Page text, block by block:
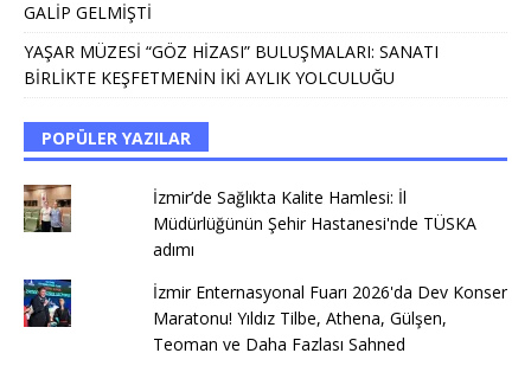
GALİP GELMİŞTİ
YAŞAR MÜZESİ “GÖZ HİZASI” BULUŞMALARI: SANATI
BİRLİKTE KEŞFETMENİN İKİ AYLIK YOLCULUĞU
POPÜLER YAZILAR
İzmir’de Sağlıkta Kalite Hamlesi: İl
Müdürlüğünün Şehir Hastanesi'nde TÜSKA
adımı
İzmir Enternasyonal Fuarı 2026'da Dev Konser
Maratonu! Yıldız Tilbe, Athena, Gülşen,
Teoman ve Daha Fazlası Sahned